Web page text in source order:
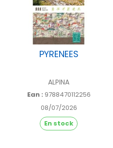
PYRENEES
ALPINA
Ean : 9788470112256
08/07/2026
En stock